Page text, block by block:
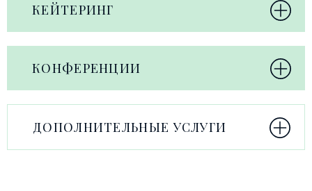
КЕЙТЕРИНГ
КОНФЕРЕНЦИИ
ДОПОЛНИТЕЛЬНЫЕ УСЛУГИ